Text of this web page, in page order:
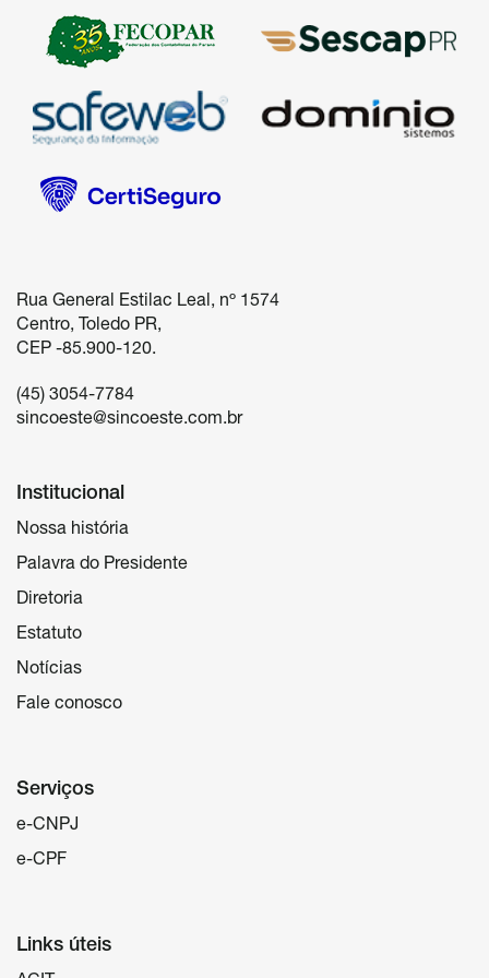
Rua General Estilac Leal, nº 1574
Centro, Toledo PR,
(45) 3054-7784
sincoeste@sincoeste.com.br
Institucional
Nossa história
Palavra do Presidente
Diretoria
Estatuto
Notícias
Fale conosco
Serviços
e-CNPJ
e-CPF
Links úteis